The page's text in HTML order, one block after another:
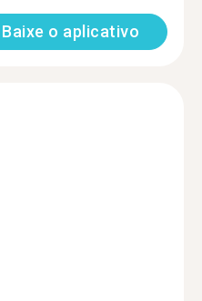
Baixe o aplicativo